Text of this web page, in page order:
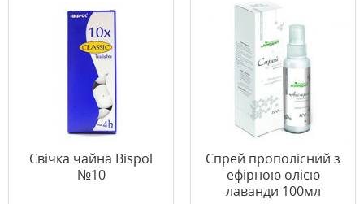
Свічка чайна Bispol
№10
Спрей прополісний з
ефірною олією
лаванди 100мл